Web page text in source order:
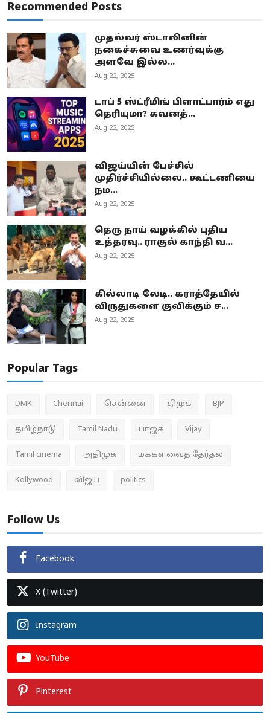
Recommended Posts
முதல்வர் ஸ்டாலினின்
நகைச்சுவை உணர்வுக்கு
அளவே இல்ல...
Aug 22, 2025
டாப் 5 ஸ்ட்ரீமிங் பிளாட்பார்ம் எது
தெரியுமா? கவனத்...
Aug 22, 2025
விஜய்யின் பேச்சில்
முதிர்ச்சியில்லை.. கூட்டணியை
நம...
Aug 22, 2025
தெரு நாய் வழக்கில் புதிய
உத்தரவு.. ராகுல் காந்தி வ...
Aug 22, 2025
கில்லாடி லேடி.. கராத்தேயில்
விருதுகளை குவிக்கும் ச...
Aug 22, 2025
Popular Tags
DMK Chennai சென்னை திமுக BJP
தமிழ்நாடு Tamil Nadu பாஜக Vijay
Tamil cinema அதிமுக மக்களவைத் தேர்தல்
Kollywood விஜய் politics
Follow Us
Facebook
X (Twitter)
Instagram
YouTube
Pinterest